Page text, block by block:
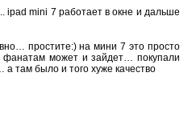
ipad mini 7 работает в окне и дальше
простите:) на мини 7 это просто
фанатам может и зайдет… покупали
там было и того хуже качество